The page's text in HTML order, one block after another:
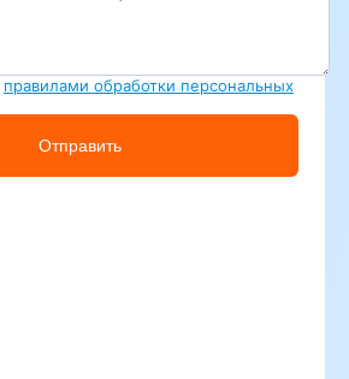
правилами обработки персональных
Отправить